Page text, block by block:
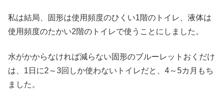
私は結局、固形は使用頻度のひくい1階のトイレ、液体は
使用頻度のたかい2階のトイレで使うことにしました。
水がかからなければ減らない固形のブルーレットおくだけ
は、1日に2～3回しか使わないトイレだと、4～5カ月もち
ました。